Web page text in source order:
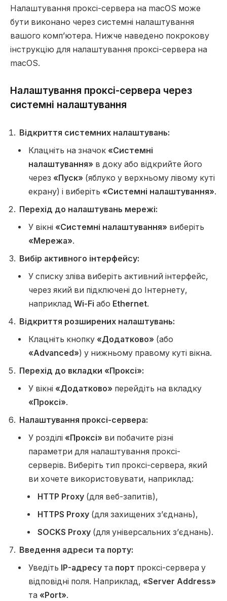
Налаштування проксі-сервера на macOS може
бути виконано через системні налаштування
вашого комп’ютера. Нижче наведено покрокову
інструкцію для налаштування проксі-сервера на
macOS.
Налаштування проксі-сервера через
системні налаштування
Відкриття системних налаштувань:
Клацніть на значок «Системні
налаштування» в доку або відкрийте його
через «Пуск» (яблуко у верхньому лівому куті
екрану) і виберіть «Системні налаштування».
Перехід до налаштувань мережі:
У вікні «Системні налаштування» виберіть
«Мережа».
Вибір активного інтерфейсу:
У списку зліва виберіть активний інтерфейс,
через який ви підключені до Інтернету,
наприклад Wi-Fi або Ethernet.
Відкриття розширених налаштувань:
Клацніть кнопку «Додатково» (або
«Advanced») у нижньому правому куті вікна.
Перехід до вкладки «Проксі»:
У вікні «Додатково» перейдіть на вкладку
«Проксі».
Налаштування проксі-сервера:
У розділі «Проксі» ви побачите різні
параметри для налаштування проксі-
серверів. Виберіть тип проксі-сервера, який
ви хочете використовувати, наприклад:
HTTP Proxy (для веб-запитів),
HTTPS Proxy (для захищених з’єднань),
SOCKS Proxy (для універсальних з’єднань).
Введення адреси та порту:
Уведіть IP-адресу та порт проксі-сервера у
відповідні поля. Наприклад, «Server Address»
та «Port».